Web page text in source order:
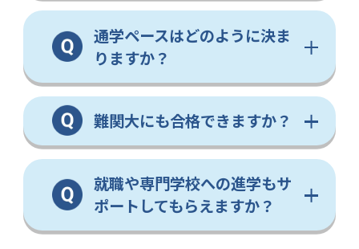
通学ペースはどのように決ま
りますか？
難関大にも合格できますか？
就職や専門学校への進学もサ
ポートしてもらえますか？